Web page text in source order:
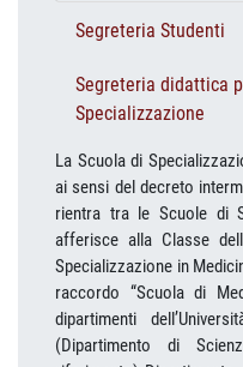
Segreteria Studenti
Segreteria didattica
Specializzazione
La Scuola di
ai sensi del decreto
rientra tra le Scuole di
afferisce alla Classe
Specializzazione in
raccordo “Scuola di
dipartimenti
(Dipartimento di